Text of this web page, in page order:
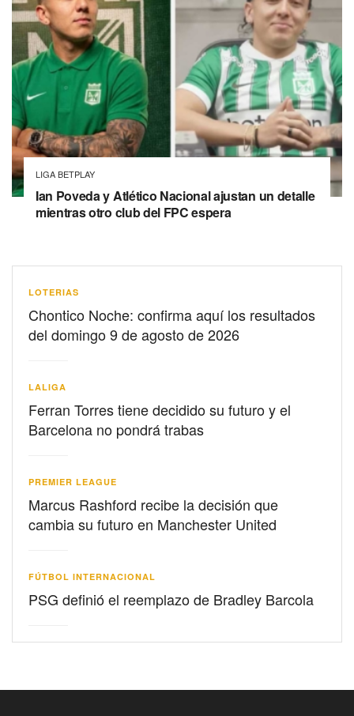
LIGA BETPLAY
Ian Poveda y Atlético Nacional ajustan un detalle
mientras otro club del FPC espera
LOTERIAS
Chontico Noche: confirma aquí los resultados
del domingo 9 de agosto de 2026
LALIGA
Ferran Torres tiene decidido su futuro y el
Barcelona no pondrá trabas
PREMIER LEAGUE
Marcus Rashford recibe la decisión que
cambia su futuro en Manchester United
FÚTBOL INTERNACIONAL
PSG definió el reemplazo de Bradley Barcola